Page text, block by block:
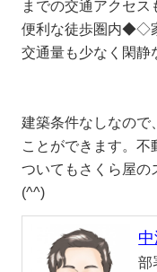
までの交通アクセ
便利な徒歩圏内◆◇
交通量も少なく閑静
建築条件なしなので
ことができます。不
ついてもさくら屋の
(^^)
部